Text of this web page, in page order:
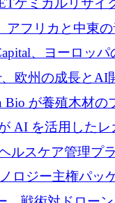
ケミカルリサイ
ズBで1,550万ユー
アフリカと中東
ャを構築するため
、ヨーロッ
ップ向けに 1 億
ち上げる
、欧州の成長とAI
ユーロを確保
Bio が養殖木材の
ユーロを調達
AI を活用した
化のために 660 万
ルスケア管理プ
めにシリーズ C で
ロジー主権パッ
するものだと発言